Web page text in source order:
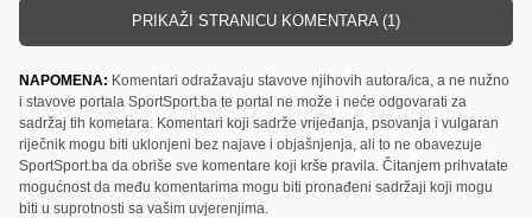
PRIKAŽI STRANICU KOMENTARA (1)
NAPOMENA: Komentari odražavaju stavove njihovih autora/ica, a ne nužno
i stavove portala SportSport.ba te portal ne može i neće odgovarati za
sadržaj tih kometara. Komentari koji sadrže vrijeđanja, psovanja i vulgaran
riječnik mogu biti uklonjeni bez najave i objašnjenja, ali to ne obavezuje
SportSport.ba da obriše sve komentare koji krše pravila. Čitanjem prihvatate
mogućnost da među komentarima mogu biti pronađeni sadržaji koji mogu
biti u suprotnosti sa vašim uvjerenjima.